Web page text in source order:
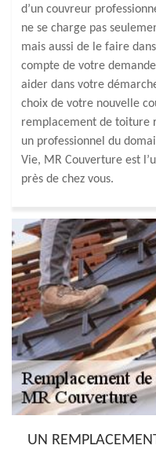
d’un couvreur
ne se charge pas
mais aussi de le faire
compte de votre
aider dans votre
choix de votre nouvelle
remplacement de toiture
un professionnel du
Vie, MR Couverture est
près de chez vous.
UN